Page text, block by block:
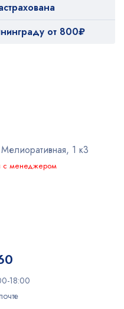
от 800₽
Мелиоративная, 1 к3
с менеджером
18:00